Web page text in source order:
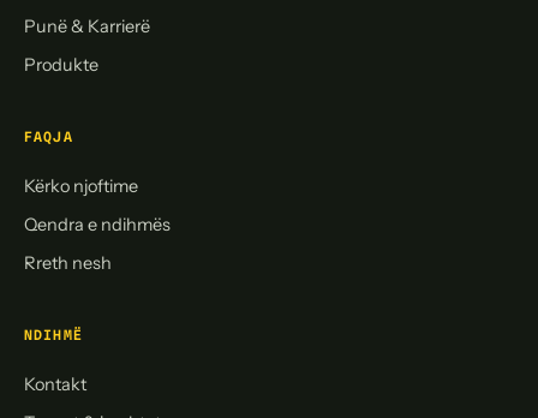
Punë & Karrierë
Produkte
FAQJA
Kërko njoftime
Qendra e ndihmës
Rreth nesh
NDIHMË
Kontakt